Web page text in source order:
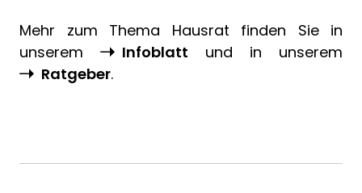
Mehr zum Thema Hausrat finden Sie in
unserem
Infoblatt und in unserem
Ratgeber.